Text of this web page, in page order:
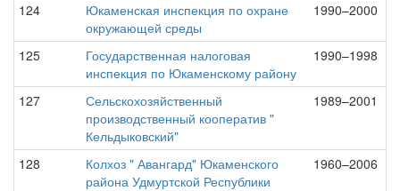
124
Юкаменская инспекция по охране
окружающей среды
1990–2000
125
Государственная налоговая
инспекция по Юкаменскому району
1990–1998
127
Сельскохозяйственный
производственный кооператив "
Кельдыковский"
1989–2001
128
Колхоз " Авангард" Юкаменского
района Удмуртской Республики
1960–2006